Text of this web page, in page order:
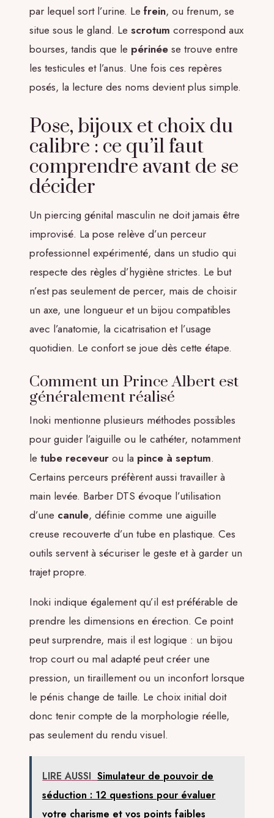
par lequel sort l’urine. Le frein, ou frenum, se
situe sous le gland. Le scrotum correspond aux
bourses, tandis que le périnée se trouve entre
les testicules et l’anus. Une fois ces repères
posés, la lecture des noms devient plus simple.
Pose, bijoux et choix du
calibre : ce qu’il faut
comprendre avant de se
décider
Un piercing génital masculin ne doit jamais être
improvisé. La pose relève d’un perceur
professionnel expérimenté, dans un studio qui
respecte des règles d’hygiène strictes. Le but
n’est pas seulement de percer, mais de choisir
un axe, une longueur et un bijou compatibles
avec l’anatomie, la cicatrisation et l’usage
quotidien. Le confort se joue dès cette étape.
Comment un Prince Albert est
généralement réalisé
Inoki mentionne plusieurs méthodes possibles
pour guider l’aiguille ou le cathéter, notamment
le tube receveur ou la pince à septum.
Certains perceurs préfèrent aussi travailler à
main levée. Barber DTS évoque l’utilisation
d’une canule, définie comme une aiguille
creuse recouverte d’un tube en plastique. Ces
outils servent à sécuriser le geste et à garder un
trajet propre.
Inoki indique également qu’il est préférable de
prendre les dimensions en érection. Ce point
peut surprendre, mais il est logique : un bijou
trop court ou mal adapté peut créer une
pression, un tiraillement ou un inconfort lorsque
le pénis change de taille. Le choix initial doit
donc tenir compte de la morphologie réelle,
pas seulement du rendu visuel.
LIRE AUSSI Simulateur de pouvoir de
séduction : 12 questions pour évaluer
votre charisme et vos points faibles